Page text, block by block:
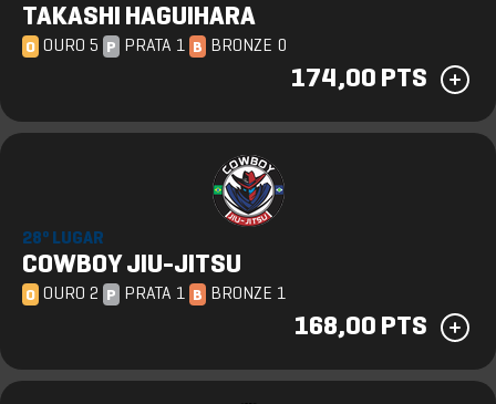
TAKASHI HAGUIHARA
O OURO 5 P PRATA 1 B BRONZE 0
174,00 PTS
28º LUGAR
COWBOY JIU-JITSU
O OURO 2 P PRATA 1 B BRONZE 1
168,00 PTS